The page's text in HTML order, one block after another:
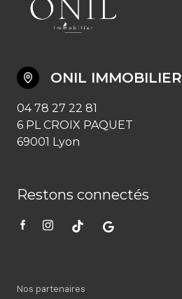
ONIL IMMOBILIER
04 78 27 22 81
6 PL CROIX PAQUET
69001 Lyon
Restons connectés
Nos partenaires